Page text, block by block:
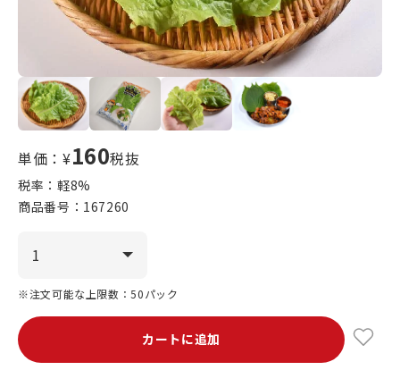
単価：¥160税抜
税率：軽8%
商品番号： 167260
※注文可能な上限数：50パック
カートに追加